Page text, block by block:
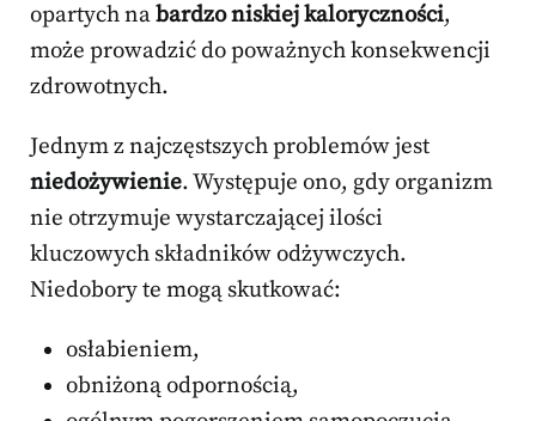
opartych nabardzo niskiej kaloryczności,
może prowadzić do poważnych konsekwencji
zdrowotnych.
Jednym z najczęstszych problemów jest
niedożywienie. Występuje ono, gdy organizm
nie otrzymuje wystarczającej ilości
kluczowych składników odżywczych.
Niedobory te mogą skutkować:
osłabieniem,
obniżoną odpornością,